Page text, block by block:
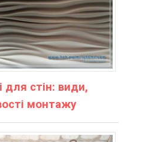
для стін: види,
монтажу